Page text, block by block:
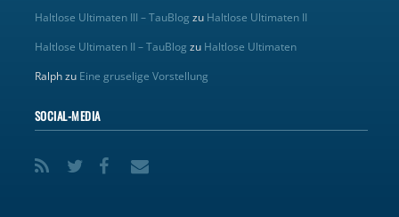
Haltlose Ultimaten III – TauBlog zu Haltlose Ultimaten II
Haltlose Ultimaten II – TauBlog zu Haltlose Ultimaten
Ralphzu Eine gruselige Vorstellung
SOCIAL-MEDIA